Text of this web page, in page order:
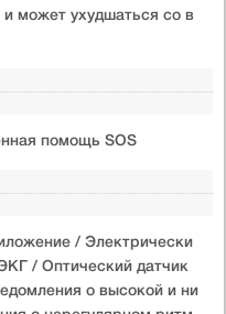
может ухудшаться со в
помощь SOS
/ Электрически
/ Оптический датчик
о высокой и ни